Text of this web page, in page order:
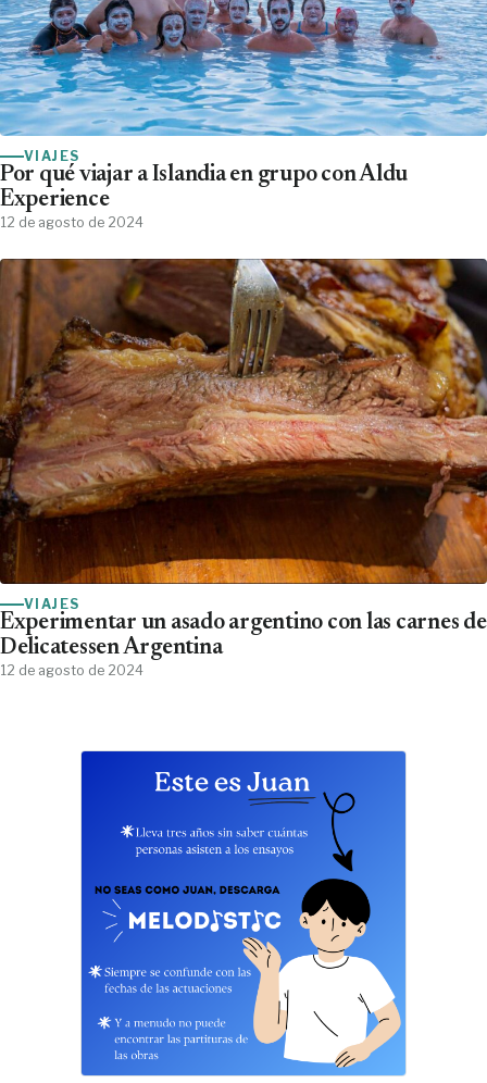
VIAJES
Por qué viajar a Islandia en grupo con Aldu
Experience
12 de agosto de 2024
VIAJES
Experimentar un asado argentino con las carnes de
Delicatessen Argentina
12 de agosto de 2024